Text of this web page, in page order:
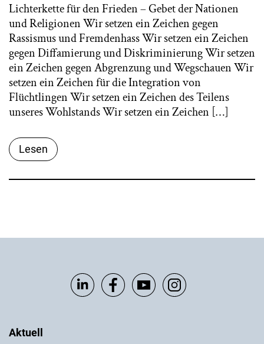
Lichterkette für den Frieden – Gebet der Nationen
und Religionen Wir setzen ein Zeichen gegen
Rassismus und Fremdenhass Wir setzen ein Zeichen
gegen Diffamierung und Diskriminierung Wir setzen
ein Zeichen gegen Abgrenzung und Wegschauen Wir
setzen ein Zeichen für die Integration von
Flüchtlingen Wir setzen ein Zeichen des Teilens
unseres Wohlstands Wir setzen ein Zeichen […]
Lesen
Aktuell